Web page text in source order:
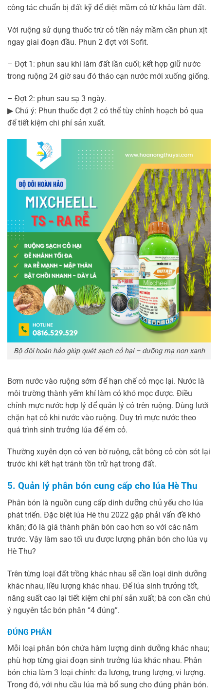
công tác chuẩn bị đất kỹ để diệt mầm cỏ từ khâu làm đất.
Với ruộng sử dụng thuốc trừ cỏ tiền nảy mầm cần phun xịt
ngay giai đoạn đầu. Phun 2 đợt với Sofit.
– Đợt 1: phun sau khi làm đất lần cuối; kết hợp giữ nước
trong ruộng 24 giờ sau đó tháo cạn nước mới xuống giống.
– Đợt 2: phun sau sạ 3 ngày.
▶ Chú ý: Phun thuốc đợt 2 có thể tùy chỉnh hoạch bỏ qua
để tiết kiệm chi phí sản xuất.
Bộ đôi hoàn hảo giúp quét sạch cỏ hại – dưỡng mạ non xanh
Bơm nước vào ruộng sớm để hạn chế cỏ mọc lại. Nước là
môi trường thành yếm khí làm cỏ khó mọc được. Điều
chỉnh mực nước hợp lý để quản lý cỏ trên ruộng. Dùng lưới
chặn hạt cỏ khi nước vào ruộng. Duy trì mực nước theo
quá trình sinh trưởng lúa để ém cỏ.
Thường xuyên dọn cỏ ven bờ ruộng, cắt bông cỏ còn sót lại
trước khi kết hạt tránh tồn trữ hạt trong đất.
5. Quản lý phân bón cung cấp cho lúa Hè Thu
Phân bón là nguồn cung cấp dinh dưỡng chủ yếu cho lúa
phát triển. Đặc biệt lúa Hè thu 2022 gặp phải vấn đề khó
khăn; đó là giá thành phân bón cao hơn so với các năm
trước. Vậy làm sao tối ưu được lượng phân bón cho lúa vụ
Hè Thu?
Trên từng loại đất trồng khác nhau sẽ cần loại dinh dưỡng
khác nhau, liều lượng khác nhau. Để lúa sinh trưởng tốt,
năng suất cao lại tiết kiệm chi phí sản xuất; bà con cần chú
ý nguyên tắc bón phân “4 đúng”.
ĐÚNG PHÂN
Mỗi loại phân bón chứa hàm lượng dinh dưỡng khác nhau;
phù hợp từng giai đoạn sinh trưởng lúa khác nhau. Phân
bón chia làm 3 loại chính: đa lượng, trung lượng, vi lượng.
Trong đó, với nhu cầu lúa mà bổ sung cho đúng phân bón.